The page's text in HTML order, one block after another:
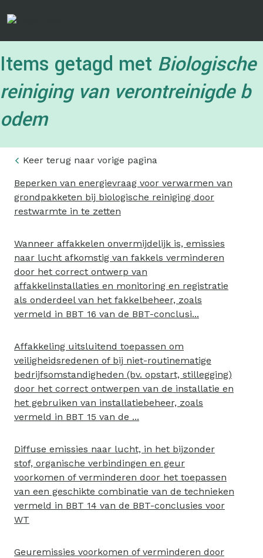
inhoud
Items getagd met Biologische
reiniging van verontreinigde b
odem
Keer terug naar vorige pagina
Beperken van energievraag voor verwarmen van
grondpakketen bij biologische reiniging door
restwarmte in te zetten
Wanneer affakkelen onvermijdelijk is, emissies
naar lucht afkomstig van fakkels verminderen
door het correct ontwerp van
affakkelinstallaties en monitoring en registratie
als onderdeel van het fakkelbeheer, zoals
vermeld in BBT 16 van de BBT-conclusi...
Affakkeling uitsluitend toepassen om
veiligheidsredenen of bij niet-routinematige
bedrijfsomstandigheden (bv. opstart, stillegging)
door het correct ontwerpen van de installatie en
het gebruiken van installatiebeheer, zoals
vermeld in BBT 15 van de ...
Diffuse emissies naar lucht, in het bijzonder
stof, organische verbindingen en geur
voorkomen of verminderen door het toepassen
van een geschikte combinatie van de technieken
vermeld in BBT 14 van de BBT-conclusies voor
WT
Geuremissies voorkomen of verminderen door